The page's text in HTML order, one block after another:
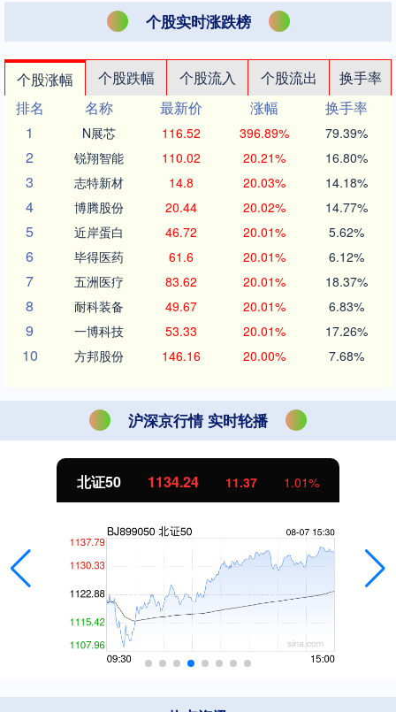
个股实时涨跌榜
个股涨幅 个股跌幅 个股流入 个股流出
换手率
排名
名称 最新价 涨幅
换手率
1
N展芯 116.52 396.89% 79.39%
2 锐翔智能 110.02 20.21% 16.80%
3 志特新材 14.8 20.03% 14.18%
4 博腾股份 20.44 20.02% 14.77%
5 近岸蛋白 46.72 20.01% 5.62%
6 毕得医药 61.6 20.01% 6.12%
7 五洲医疗 83.62 20.01% 18.37%
8 耐科装备 49.67 20.01% 6.83%
9 一博科技 53.33 20.01% 17.26%
10 方邦股份 146.16 20.00% 7.68%
沪深京行情 实时轮播
北证50 1134.24 11.37 1.01%